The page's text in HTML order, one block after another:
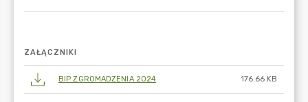
ZAŁĄCZNIKI
BIP ZGROMADZENIA 2024 176.66 KB